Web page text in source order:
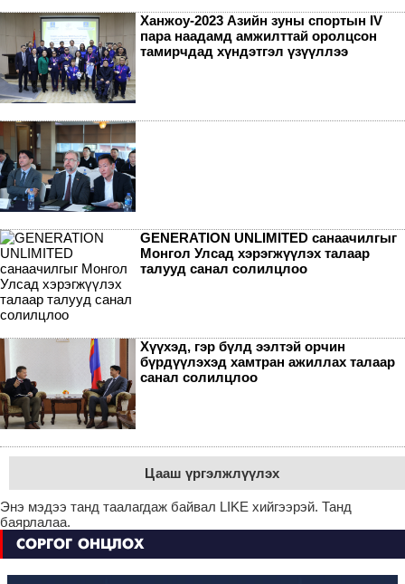
Ханжоу-2023 Азийн зуны спортын IV
пара наадамд амжилттай оролцсон
тамирчдад хүндэтгэл үзүүллээ
GENERATION UNLIMITED санаачилгыг
Монгол Улсад хэрэгжүүлэх талаар
талууд санал солилцлоо
Хүүхэд, гэр бүлд ээлтэй орчин
бүрдүүлэхэд хамтран ажиллах талаар
санал солилцлоо
Цааш үргэлжлүүлэх
Энэ мэдээ танд таалагдаж байвал LIKE хийгээрэй. Танд
баярлалаа.
СОРГОГ ОНЦЛОХ